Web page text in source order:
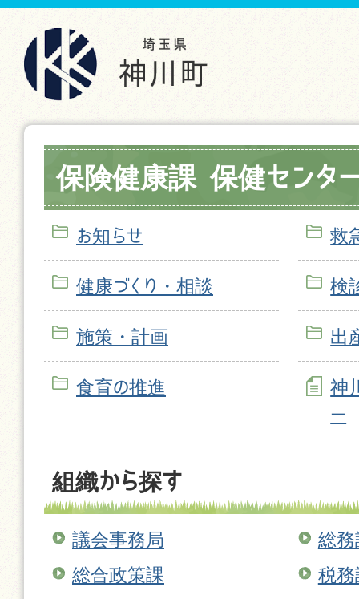
保険健康課 保健センタ
お知らせ 救
健康づくり・相談 検
施策・計画 出
食育の推進
神
ー
組織から探す
議会事務局
総務
総合政策課
税務